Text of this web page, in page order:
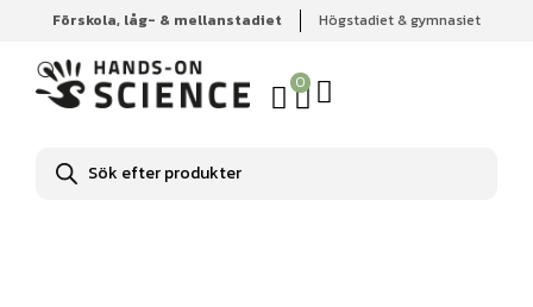
Förskola, låg- & mellanstadiet Högstadiet & gymnasiet
0
Produktsökning
Hem Högstadiet & gymnasiet Fysik
Ellära
Generatorer